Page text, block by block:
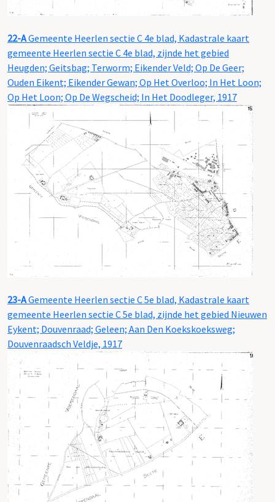
22-AGemeente Heerlen sectie C 4e blad, Kadastrale kaart
gemeente Heerlen sectie C 4e blad, zijnde het gebied
Heugden; Geitsbag; Terworm; Eikender Veld; Op De Geer;
Ouden Eikent; Eikender Gewan; Op Het Overloo; In Het Loon;
Op Het Loon; Op De Wegscheid; In Het Doodleger, 1917
23-AGemeente Heerlen sectie C 5e blad, Kadastrale kaart
gemeente Heerlen sectie C 5e blad, zijnde het gebied Nieuwen
Eykent; Douvenraad; Geleen; Aan Den Koekskoeksweg;
Douvenraadsch Veldje, 1917